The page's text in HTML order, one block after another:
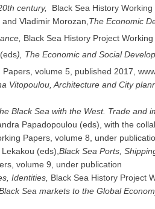
century,
Black Sea History
Vladimir Morozan, The Economic
Black Sea History Project
) The Economic and Social
Papers, volume 5, published 2017,
Vitopoulou, Architecture and City
Black Sea with the West. Trade and
Papadopoulou (eds), with the
Papers, volume 8, under
(eds), Black Sea Ports,
volume 9, under publication
Identities, Black Sea History Project
Sea markets to the Global